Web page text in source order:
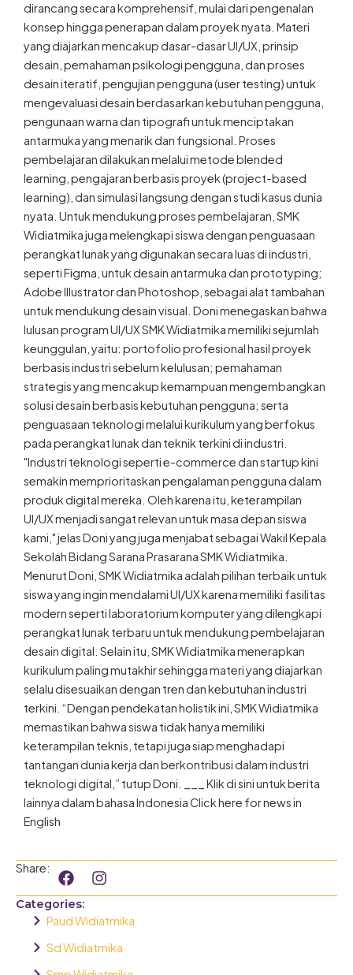
dirancang secara komprehensif, mulai dari pengenalan
konsep hingga penerapan dalam proyek nyata. Materi
yang diajarkan mencakup dasar-dasar UI/UX, prinsip
desain, pemahaman psikologi pengguna, dan proses
desain iteratif, pengujian pengguna (user testing) untuk
mengevaluasi desain berdasarkan kebutuhan pengguna,
pengunaan warna dan tipografi untuk menciptakan
antarmuka yang menarik dan fungsional. Proses
pembelajaran dilakukan melalui metode blended
learning, pengajaran berbasis proyek (project-based
learning), dan simulasi langsung dengan studi kasus dunia
nyata. Untuk mendukung proses pembelajaran, SMK
Widiatmika juga melengkapi siswa dengan penguasaan
perangkat lunak yang digunakan secara luas di industri,
seperti Figma, untuk desain antarmuka dan prototyping;
Adobe Illustrator dan Photoshop, sebagai alat tambahan
untuk mendukung desain visual. Doni menegaskan bahwa
lulusan program UI/UX SMK Widiatmika memiliki sejumlah
keunggulan, yaitu: portofolio profesional hasil proyek
berbasis industri sebelum kelulusan; pemahaman
strategis yang mencakup kemampuan mengembangkan
solusi desain berbasis kebutuhan pengguna; serta
penguasaan teknologi melalui kurikulum yang berfokus
pada perangkat lunak dan teknik terkini di industri.
"Industri teknologi seperti e-commerce dan startup kini
semakin memprioritaskan pengalaman pengguna dalam
produk digital mereka. Oleh karena itu, keterampilan
UI/UX menjadi sangat relevan untuk masa depan siswa
kami," jelas Doni yang juga menjabat sebagai Wakil Kepala
Sekolah Bidang Sarana Prasarana SMK Widiatmika.
Menurut Doni, SMK Widiatmika adalah pilihan terbaik untuk
siswa yang ingin mendalami UI/UX karena memiliki fasilitas
modern seperti laboratorium komputer yang dilengkapi
perangkat lunak terbaru untuk mendukung pembelajaran
desain digital. Selain itu, SMK Widiatmika menerapkan
kurikulum paling mutakhir sehingga materi yang diajarkan
selalu disesuaikan dengan tren dan kebutuhan industri
terkini. “Dengan pendekatan holistik ini, SMK Widiatmika
memastikan bahwa siswa tidak hanya memiliki
keterampilan teknis, tetapi juga siap menghadapi
tantangan dunia kerja dan berkontribusi dalam industri
teknologi digital,” tutup Doni. ___ Klik di sini untuk berita
lainnya dalam bahasa Indonesia Click here for news in
English
Share:
F
a
c
e
b
o
I
n
s
t
a
g
Categories:
Paud Widiatmika
Sd Widiatmika